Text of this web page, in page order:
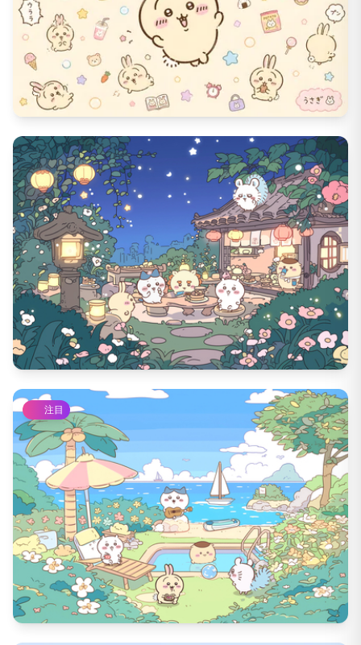
1603 DL数 96 いいね数
4504 DL数 59 いいね数
注目
3943 DL数 29 いいね数